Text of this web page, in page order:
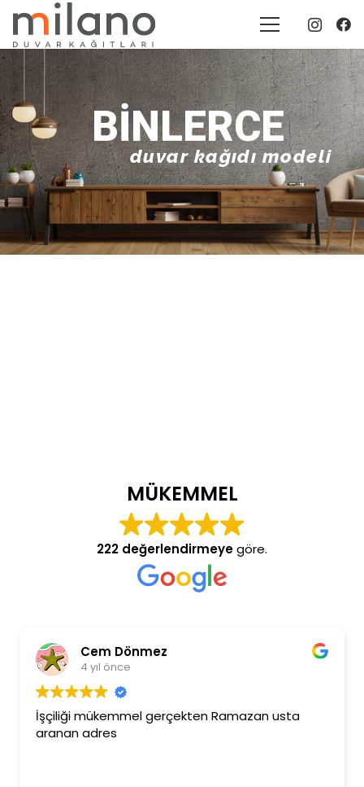
BINLERCE
duvar kağıdı modeli
MÜKEMMEL
222 değerlendirmeyegöre.
Cem Dönmez
4 yıl önce
İşçiliği mükemmel gerçekten Ramazan usta
aranan adres